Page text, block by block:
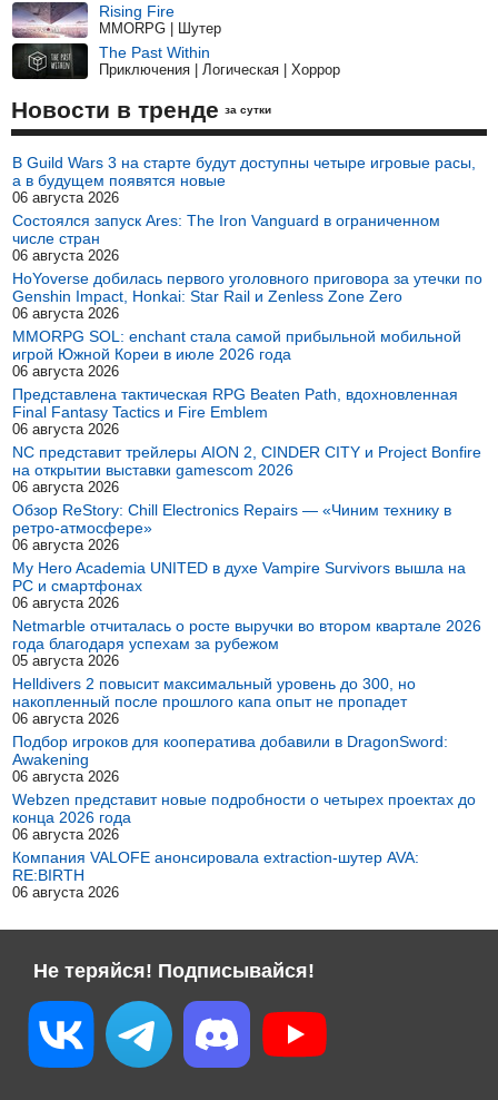
Rising Fire
MMORPG | Шутер
The Past Within
Приключения | Логическая | Хоррор
Новости в тренде за сутки
В Guild Wars 3 на старте будут доступны четыре игровые расы,
а в будущем появятся новые
06 августа 2026
Состоялся запуск Ares: The Iron Vanguard в ограниченном
числе стран
06 августа 2026
HoYoverse добилась первого уголовного приговора за утечки по
Genshin Impact, Honkai: Star Rail и Zenless Zone Zero
06 августа 2026
MMORPG SOL: enchant стала самой прибыльной мобильной
игрой Южной Кореи в июле 2026 года
06 августа 2026
Представлена тактическая RPG Beaten Path, вдохновленная
Final Fantasy Tactics и Fire Emblem
06 августа 2026
NC представит трейлеры AION 2, CINDER CITY и Project Bonfire
на открытии выставки gamescom 2026
06 августа 2026
Обзор ReStory: Chill Electronics Repairs — «Чиним технику в
ретро-атмосфере»
06 августа 2026
My Hero Academia UNITED в духе Vampire Survivors вышла на
PC и смартфонах
06 августа 2026
Netmarble отчиталась о росте выручки во втором квартале 2026
года благодаря успехам за рубежом
05 августа 2026
Helldivers 2 повысит максимальный уровень до 300, но
накопленный после прошлого капа опыт не пропадет
06 августа 2026
Подбор игроков для кооператива добавили в DragonSword:
Awakening
06 августа 2026
Webzen представит новые подробности о четырех проектах до
конца 2026 года
06 августа 2026
Компания VALOFE анонсировала extraction-шутер AVA:
RE:BIRTH
06 августа 2026
Не теряйся! Подписывайся!